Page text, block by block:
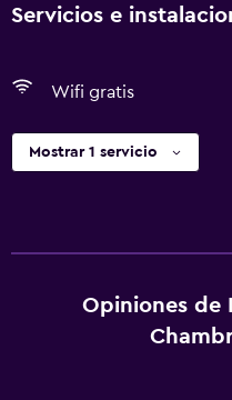
Servicios e
Wifi gratis
Mostrar 1 servicio
Opiniones de